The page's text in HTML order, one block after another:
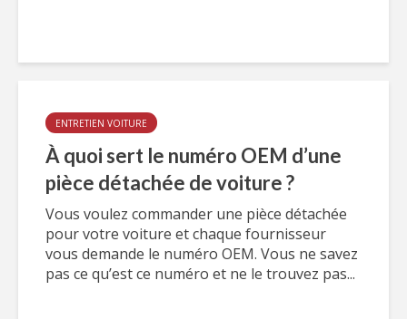
ENTRETIEN VOITURE
À quoi sert le numéro OEM d’une
pièce détachée de voiture ?
Vous voulez commander une pièce détachée
pour votre voiture et chaque fournisseur
vous demande le numéro OEM. Vous ne savez
pas ce qu’est ce numéro et ne le trouvez pas...